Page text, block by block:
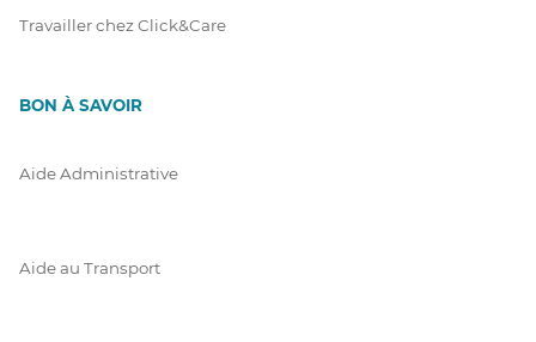
Travailler chez Click&Care
BON À SAVOIR
Aide Administrative
Aide au Transport